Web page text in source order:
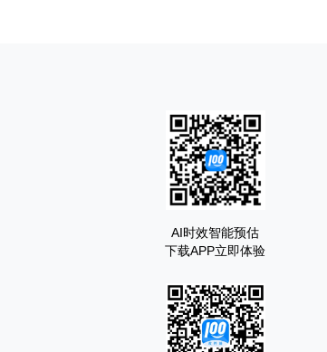
AI时效智能预估
下载APP立即体验